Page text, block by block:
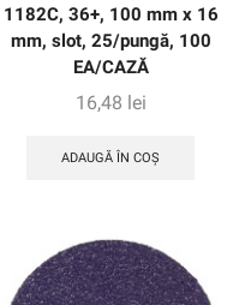
1182C, 36+, 100 mm x 16
mm, slot, 25/pungă, 100
EA/CAZĂ
16,48 lei
ADAUGĂ ÎN COȘ